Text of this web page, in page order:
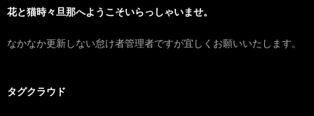
花と猫時々旦那へようこそいらっしゃいませ。
なかなか更新しない怠け者管理者ですが宜しくお願いいたします。
タグクラウド